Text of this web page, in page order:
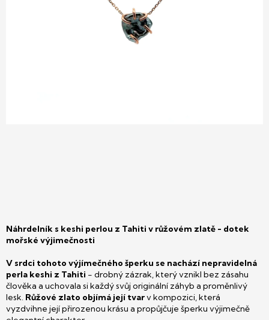
Náhrdelník s keshi perlou z Tahiti v růžovém zlatě - dotek
mořské výjimečnosti
V srdci tohoto výjímečného šperku se nachází nepravidelná
perla keshi z Tahiti - drobný zázrak, který vznikl bez zásahu
člověka a uchovala si každý svůj originální záhyb a proměnlivý
lesk. Růžové zlato objímá její tvarv kompozici, která
vyzdvihne její přirozenou krásu a propůjčuje šperku výjimečně